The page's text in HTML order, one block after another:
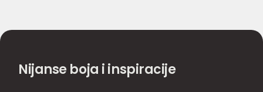
Nijanse boja i inspiracije